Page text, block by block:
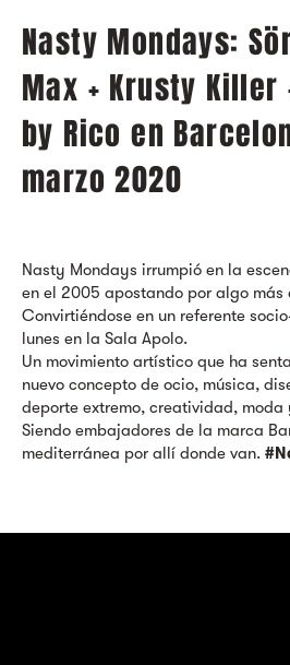
Nasty Mondays:
Max + Krusty Killer
by Rico en
marzo 2020
Nasty Mondays irrumpió en la
en el 2005 apostando por algo más
Convirtiéndose en un referente
lunes en la Sala Apolo.
Un movimiento artístico que ha
nuevo concepto de ocio, música,
deporte extremo, creatividad, moda
Siendo embajadores de la marca
mediterránea por allí donde van.